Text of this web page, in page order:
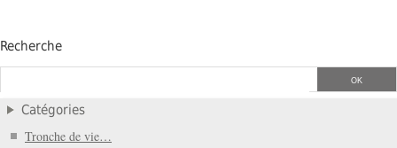
Recherche
Catégories
Tronche de vie…